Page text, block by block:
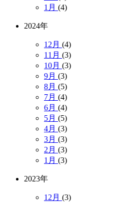
1月 (4)
2024年
12月 (4)
11月 (3)
10月 (3)
9月 (3)
8月 (5)
7月 (4)
6月 (4)
5月 (5)
4月 (3)
3月 (3)
2月 (3)
1月 (3)
2023年
12月 (3)